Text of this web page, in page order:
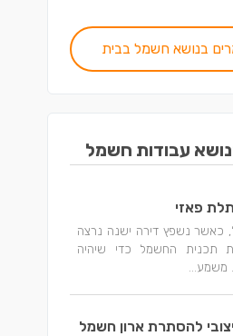
בנושא חשמל בבית
עבודות חשמל
פאזי
כאשר נשפץ דירה ישנה נרצה
תכנית החשמל כדי שיהיה
משמע...
להסתרת ארון חשמל